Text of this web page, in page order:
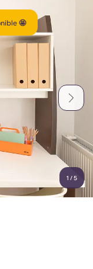
Llengua
🤩
1 /5